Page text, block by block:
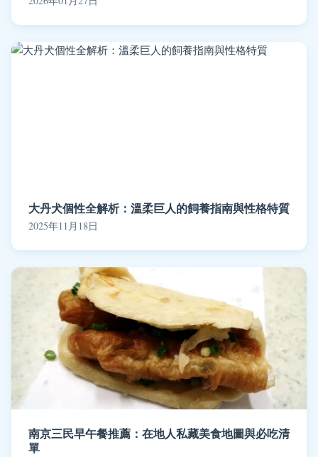
大丹犬個性全解析：溫柔巨人的飼養指南與性格特質
2025年11月18日
南京三民早午餐推薦：在地人私藏美食地圖與必吃清
單